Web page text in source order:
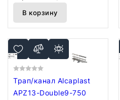
В корзину
Трап/канал Alcaplast
APZ13-Double9-750